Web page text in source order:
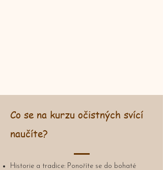
Co se na kurzu očistných svící
naučíte?
Historie a tradice: Ponoříte se do bohaté